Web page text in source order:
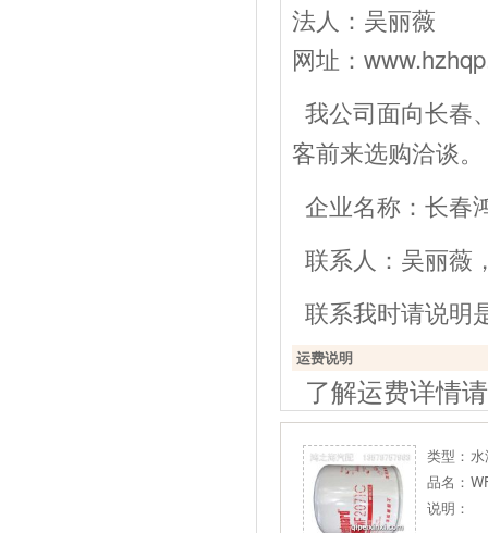
法人：吴丽
网址：
我公司面向长春
客前来选购洽谈。
企业名称：长春
联系人：吴丽薇
联系我时请说明
运费说明
了解运费详情
类型：
品名：
说明：